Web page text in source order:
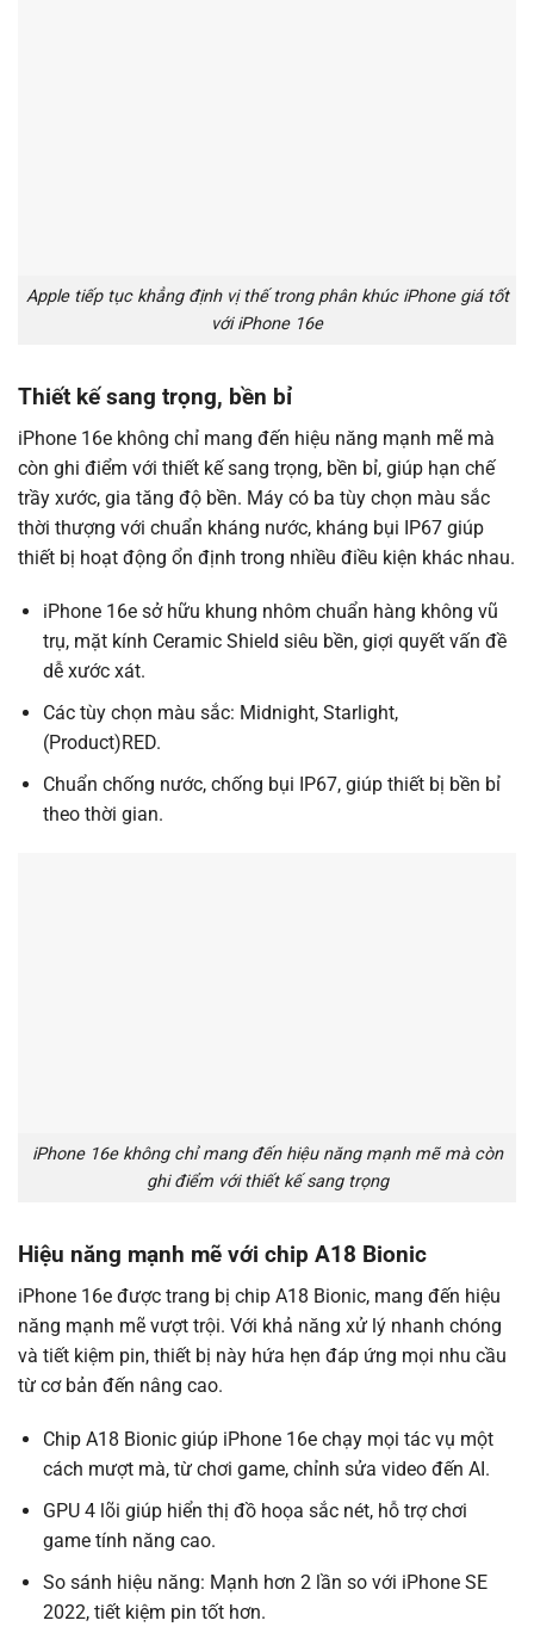
Apple tiếp tục khẳng định vị thế trong phân khúc iPhone giá tốt
với iPhone 16e
Thiết kế sang trọng, bền bỉ
iPhone 16e không chỉ mang đến hiệu năng mạnh mẽ mà
còn ghi điểm với thiết kế sang trọng, bền bỉ, giúp hạn chế
trầy xước, gia tăng độ bền. Máy có ba tùy chọn màu sắc
thời thượng với chuẩn kháng nước, kháng bụi IP67 giúp
thiết bị hoạt động ổn định trong nhiều điều kiện khác nhau.
iPhone 16e sở hữu khung nhôm chuẩn hàng không vũ
trụ, mặt kính Ceramic Shield siêu bền, giợi quyết vấn đề
dễ xước xát.
Các tùy chọn màu sắc: Midnight, Starlight,
(Product)RED.
Chuẩn chống nước, chống bụi IP67, giúp thiết bị bền bỉ
theo thời gian.
iPhone 16e không chỉ mang đến hiệu năng mạnh mẽ mà còn
ghi điểm với thiết kế sang trọng
Hiệu năng mạnh mẽ với chip A18 Bionic
iPhone 16e được trang bị chip A18 Bionic, mang đến hiệu
năng mạnh mẽ vượt trội. Với khả năng xử lý nhanh chóng
và tiết kiệm pin, thiết bị này hứa hẹn đáp ứng mọi nhu cầu
từ cơ bản đến nâng cao.
Chip A18 Bionic giúp iPhone 16e chạy mọi tác vụ một
cách mượt mà, từ chơi game, chỉnh sửa video đến AI.
GPU 4 lõi giúp hiển thị đồ hoọa sắc nét, hỗ trợ chơi
game tính năng cao.
So sánh hiệu năng: Mạnh hơn 2 lần so với iPhone SE
2022, tiết kiệm pin tốt hơn.